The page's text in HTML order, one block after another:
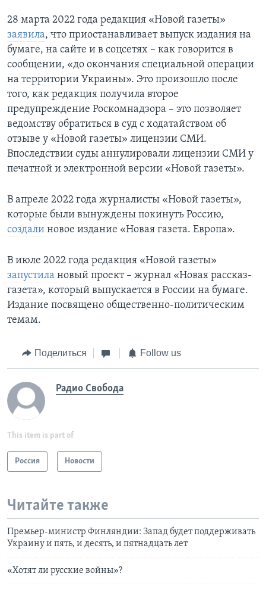
28 марта 2022 года редакция «Новой газеты»
заявила, что приостанавливает выпуск издания на
бумаге, на сайте и в соцсетях – как говорится в
сообщении, «до окончания специальной операции
на территории Украины». Это произошло после
того, как редакция получила второе
предупреждение Роскомнадзора – это позволяет
ведомству обратиться в суд с ходатайством об
отзыве у «Новой газеты» лицензии СМИ.
Впоследствии суды аннулировали лицензии СМИ у
печатной и электронной версии «Новой газеты».
В апреле 2022 года журналисты «Новой газеты»,
которые были вынуждены покинуть Россию,
создали новое издание «Новая газета. Европа».
В июле 2022 года редакция «Новой газеты»
запустила новый проект – журнал «Новая рассказ-
газета», который выпускается в России на бумаге.
Издание посвящено общественно-политическим
темам.
Поделиться Follow us
Радио Свобода
This item is part of
Россия Новости
Читайте также
Премьер-министр Финляндии: Запад будет поддерживать
Украину и пять, и десять, и пятнадцать лет
«Хотят ли русские войны»?